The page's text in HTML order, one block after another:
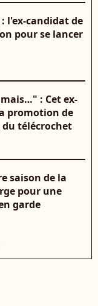
: l'ex-candidat de
pour se lancer
: Cet ex-
promotion de
du télécrochet
saison de la
pour une
garde